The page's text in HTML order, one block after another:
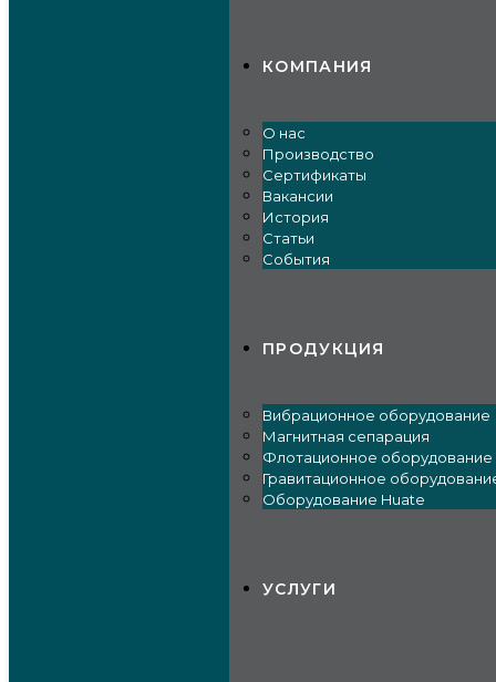
КОМПАНИЯ
О нас
Производство
Сертификаты
Вакансии
История
Статьи
События
ПРОДУКЦИЯ
Вибрационное оборудование
Магнитная сепарация
Флотационное оборудование
Гравитационное
Оборудование Huate
УСЛУГИ